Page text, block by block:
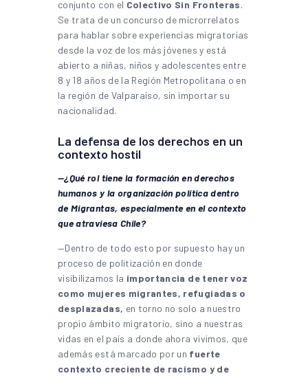
conjunto con el Colectivo Sin Fronteras.
Se trata de un concurso de microrrelatos
para hablar sobre experiencias migratorias
desde la voz de los más jóvenes y está
abierto a niñas, niños y adolescentes entre
8 y 18 años de la Región Metropolitana o en
la región de Valparaíso, sin importar su
nacionalidad.
La defensa de los derechos en un
contexto hostil
—¿Qué rol tiene la formación en derechos
humanos y la organización política dentro
de Migrantas, especialmente en el contexto
que atraviesa Chile?
—Dentro de todo esto por supuesto hay un
proceso de politización en donde
visibilizamos la importancia de tener voz
como mujeres migrantes, refugiadas o
desplazadas, en torno no solo a nuestro
propio ámbito migratorio, sino a nuestras
vidas en el país a donde ahora vivimos, que
además está marcado por un fuerte
contexto creciente de racismo y de